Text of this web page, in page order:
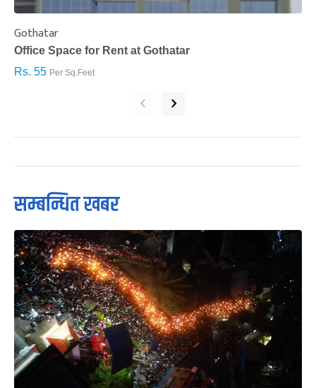
Gothatar
Office Space for Rent at Gothatar
Rs. 55 Per Sq.Feet
‹ ›
सम्बन्धित खबर